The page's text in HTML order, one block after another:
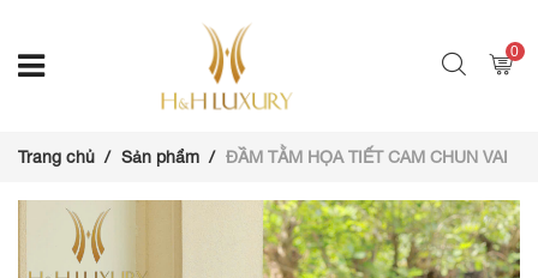
0
Trang chủ Sản phẩm ĐẦM TẰM HỌA TIẾT CAM CHUN VAI